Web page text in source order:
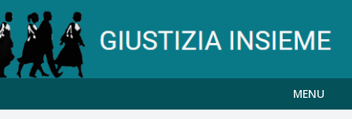
MENU